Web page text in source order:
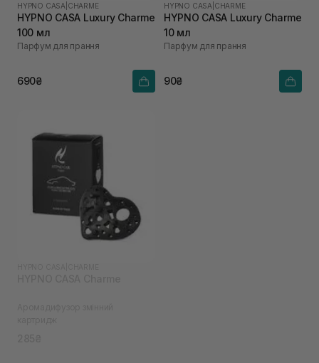
HYPNO CASA CHARME
HYPNO CASA Luxury Charme
100 мл
Парфум для прання
690₴
HYPNO CASA CHARME
HYPNO CASA Luxury Charme
10 мл
Парфум для прання
90₴